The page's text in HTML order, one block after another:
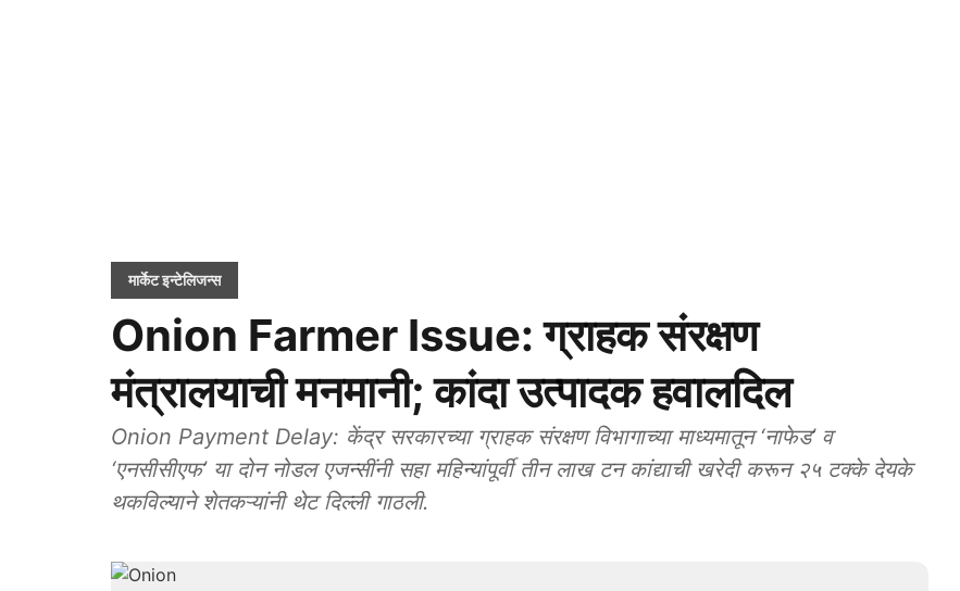
मार्केट इन्टेलिजन्स
Onion Farmer Issue: ग्राहक संरक्षण
मंत्रालयाची मनमानी; कांदा उत्पादक हवालदिल
Onion Payment Delay: केंद्र सरकारच्या ग्राहक संरक्षण विभागाच्या माध्यमातून ‘नाफेड’ व
‘एनसीसीएफ’ या दोन नोडल एजन्सींनी सहा महिन्यांपूर्वी तीन लाख टन कांद्याची खरेदी करून २५ टक्के देयके
थकविल्याने शेतकऱ्यांनी थेट दिल्ली गाठली.